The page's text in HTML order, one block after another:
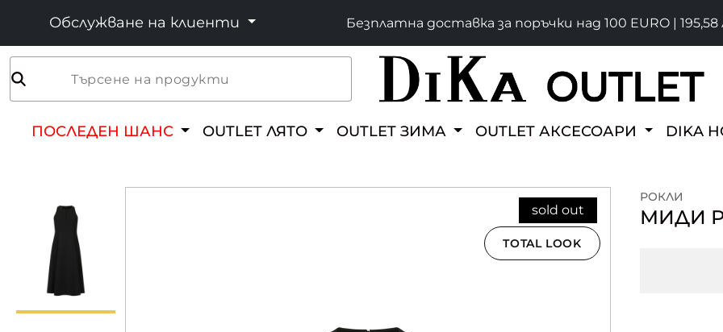
Обслужване на клиенти Безплатна доставка за поръчки над 100 EURO | 195,58
Търсене на продукти
ПОСЛЕДЕН ШАНС OUTLET ЛЯТО OUTLET ЗИМА OUTLET АКСЕСОАРИ DIKA
sold out
TOTAL LOOK
РОКЛИ
МИДИ